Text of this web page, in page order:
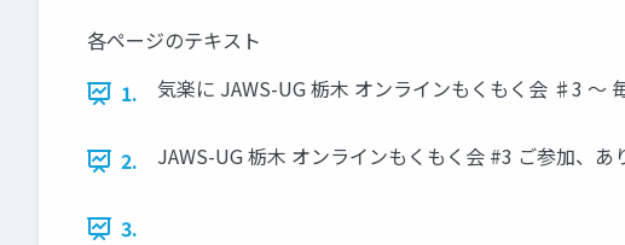
各ページのテキスト
1.
気楽に JAWS-UG 栃木 オンラインもくもく会 ♯3 〜
2. JAWS-UG 栃木 オンラインもくもく会 #3 ご参加、あ
3.